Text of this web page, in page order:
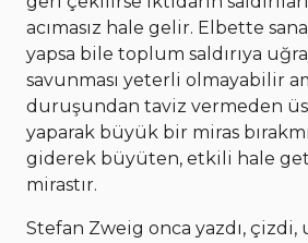
acımasız hale gelir. Elbette
yapsa bile toplum saldırıya
savunması yeterli olmayabilir
duruşundan taviz vermeden
yaparak büyük bir miras
giderek büyüten, etkili hale
mirastır.
Stefan Zweig onca yazdı, çizdi,